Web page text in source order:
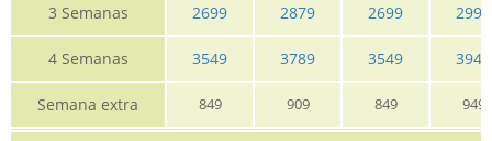
3 Semanas 2699 2879 2699 2999
4 Semanas 3549 3789 3549 3949
Semana extra 849 909 849 949